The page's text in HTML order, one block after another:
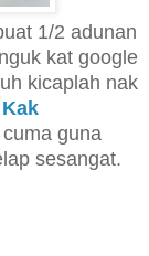
1/2 adunan
kat google
kicaplah nak
Kak
guna
sesangat.